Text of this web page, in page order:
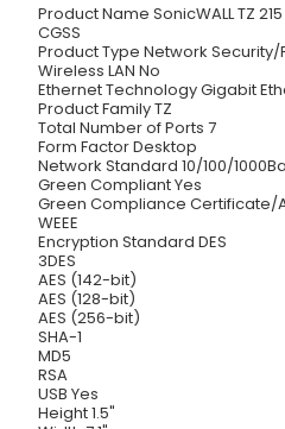
Product Name SonicWALL TZ
CGSS
Product Type Network
Wireless LAN No
Ethernet Technology Gigabit
Product Family TZ
Total Number of Ports 7
Form Factor Desktop
Network Standard 10/100/
Green Compliant Yes
Green Compliance Certificate/
WEEE
Encryption Standard DES
3DES
AES (142-bit)
AES (128-bit)
AES (256-bit)
SHA-1
MD5
RSA
USB Yes
Height 1.5"